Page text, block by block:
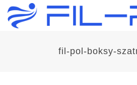
fil-pol-boksy-